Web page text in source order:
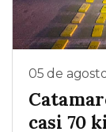
05 de
casi 70